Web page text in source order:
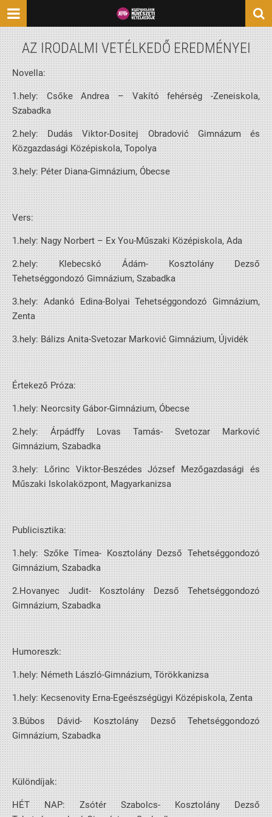
AZ IRODALMI VETÉLKEDŐ EREDMÉNYEI
Novella:
1.hely: Csőke Andrea – Vakító fehérség -Zeneiskola,
Szabadka
2.hely: Dudás Viktor-Dositej Obradović Gimnázum és
Közgazdasági Középiskola, Topolya
3.hely: Péter Diana-Gimnázium, Óbecse
Vers:
1.hely: Nagy Norbert – Ex You-Műszaki Középiskola, Ada
2.hely: Klebecskó Ádám- Kosztolány Dezső
Tehetséggondozó Gimnázium, Szabadka
3.hely: Adankó Edina-Bolyai Tehetséggondozó Gimnázium,
Zenta
3.hely: Bálizs Anita-Svetozar Marković Gimnázium, Újvidék
Értekező Próza:
1.hely: Neorcsity Gábor-Gimnázium, Óbecse
2.hely: Árpádffy Lovas Tamás- Svetozar Marković
Gimnázium, Szabadka
3.hely: Lőrinc Viktor-Beszédes József Mezőgazdasági és
Műszaki Iskolaközpont, Magyarkanizsa
Publicisztika:
1.hely: Szőke Tímea- Kosztolány Dezső Tehetséggondozó
Gimnázium, Szabadka
2.Hovanyec Judit- Kosztolány Dezső Tehetséggondozó
Gimnázium, Szabadka
Humoreszk:
1.hely: Németh László-Gimnázium, Törökkanizsa
1.hely: Kecsenovity Erna-Egeészségügyi Középiskola, Zenta
3.Búbos Dávid- Kosztolány Dezső Tehetséggondozó
Gimnázium, Szabadka
Különdíjak:
HÉT NAP: Zsótér Szabolcs- Kosztolány Dezső